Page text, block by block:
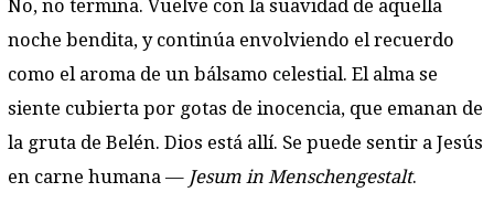
No, no termina. Vuelve con la suavidad de aquella
noche bendita, y continúa envolviendo el recuerdo
como el aroma de un bálsamo celestial. El alma se
siente cubierta por gotas de inocencia, que emanan de
la gruta de Belén. Dios está allí. Se puede sentir a Jesús
en carne humana — Jesum in Menschengestalt.